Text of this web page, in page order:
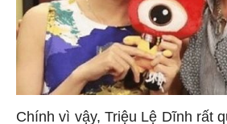
Chính vì vậy, Triệu Lệ Dĩnh rất